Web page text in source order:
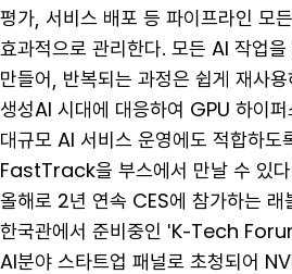
평가, 서비스 배포 등 파이프라인 모
효과적으로 관리한다. 모든 AI 작업을
만들어, 반복되는 과정은 쉽게 재사
생성AI 시대에 대응하여 GPU 하이퍼
대규모 AI 서비스 운영에도 적합하
FastTrack을 부스에서 만날 수 있
올해로 2년 연속 CES에 참가하는 래
한국관에서 준비중인 'K-Tech
AI분야 스타트업 패널로 초청되어